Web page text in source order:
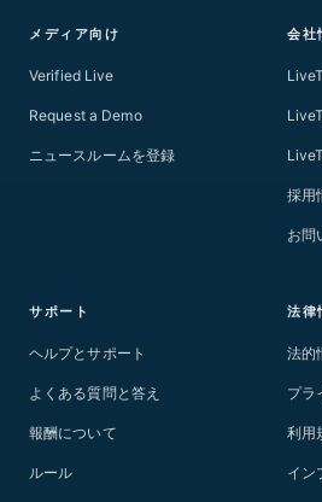
メディア向け
Verified Live
Request a Demo
ニュースルームを登録
会社
採用
お問
サポート
ヘルプとサポート
よくある質問と答え
報酬について
ルール
法律
法的
プラ
利用
イン